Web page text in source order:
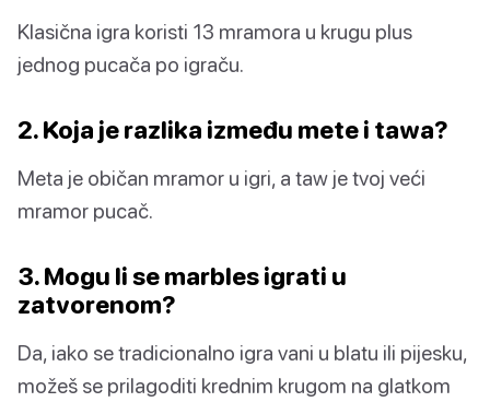
Klasična igra koristi 13 mramora u krugu plus
jednog pucača po igraču.
2. Koja je razlika između mete i tawa?
Meta je običan mramor u igri, a taw je tvoj veći
mramor pucač.
3. Mogu li se marbles igrati u
zatvorenom?
Da, iako se tradicionalno igra vani u blatu ili pijesku,
možeš se prilagoditi krednim krugom na glatkom